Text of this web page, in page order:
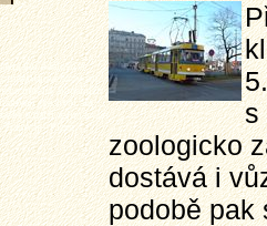
události a
tramvajové provozu,
mnoho aktuálních
(nechybí ani
a další zajímavotsi
- Plzeň.
s
zoologicko
dostává i
podobě pak